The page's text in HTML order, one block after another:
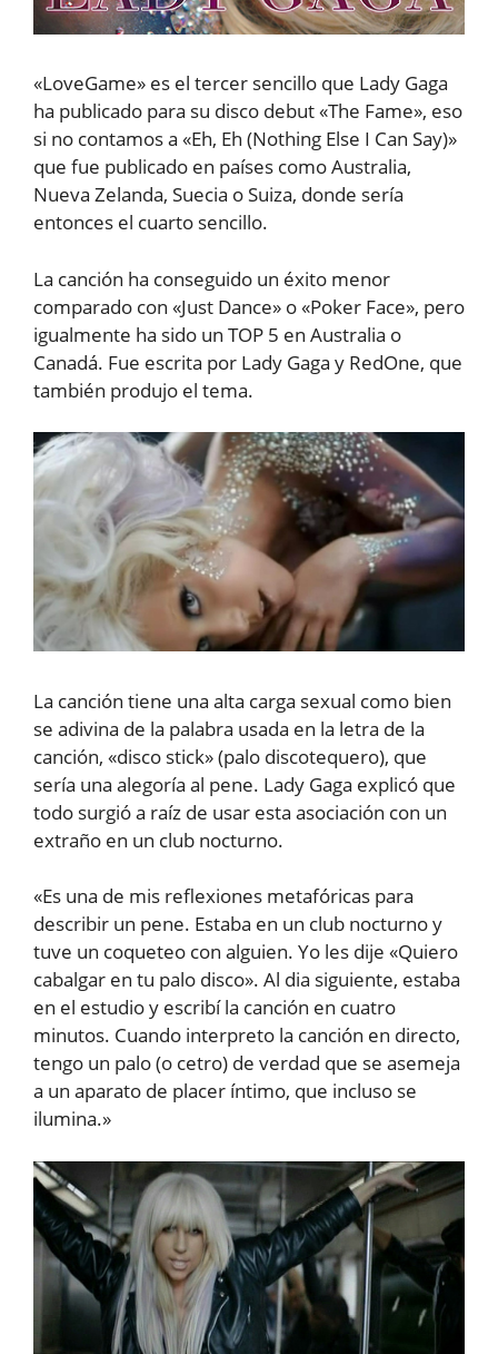
«LoveGame» es el tercer sencillo que Lady Gaga
ha publicado para su disco debut «The Fame», eso
si no contamos a «Eh, Eh (Nothing Else I Can Say)»
que fue publicado en países como Australia,
Nueva Zelanda, Suecia o Suiza, donde sería
entonces el cuarto sencillo.
La canción ha conseguido un éxito menor
comparado con «Just Dance» o «Poker Face», pero
igualmente ha sido un TOP 5 en Australia o
Canadá. Fue escrita por Lady Gaga y RedOne, que
también produjo el tema.
La canción tiene una alta carga sexual como bien
se adivina de la palabra usada en la letra de la
canción, «disco stick» (palo discotequero), que
sería una alegoría al pene. Lady Gaga explicó que
todo surgió a raíz de usar esta asociación con un
extraño en un club nocturno.
«Es una de mis reflexiones metafóricas para
describir un pene. Estaba en un club nocturno y
tuve un coqueteo con alguien. Yo les dije «Quiero
cabalgar en tu palo disco». Al dia siguiente, estaba
en el estudio y escribí la canción en cuatro
minutos. Cuando interpreto la canción en directo,
tengo un palo (o cetro) de verdad que se asemeja
a un aparato de placer íntimo, que incluso se
ilumina.»